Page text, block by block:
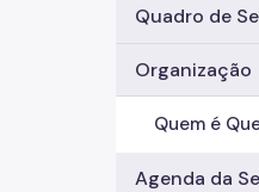
Quadro de
Organização
Quem é
Agenda da